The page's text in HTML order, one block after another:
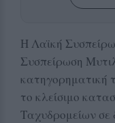
Η Λαϊκή
Συσπείρωση
κατηγορηματική
το κλείσιμο
Ταχυδρομείων σε